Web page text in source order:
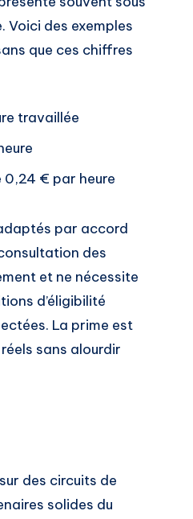
des exemples
que ces chiffres
travaillée
€ par heure
par accord
des
et ne nécessite
d’éligibilité
La prime est
sans alourdir
des circuits de
solides du